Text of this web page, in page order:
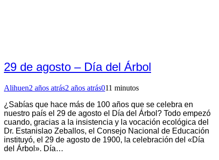
29 de agosto – Día del Árbol
Alihuen2 años atrás2 años atrás011 minutos
¿Sabías que hace más de 100 años que se celebra en
nuestro país el 29 de agosto el Día del Árbol? Todo empezó
cuando, gracias a la insistencia y la vocación ecológica del
Dr. Estanislao Zeballos, el Consejo Nacional de Educación
instituyó, el 29 de agosto de 1900, la celebración del «Día
del Árbol». Día…